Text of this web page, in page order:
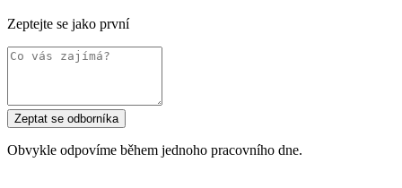
Zeptejte se jako první
Zeptat se odborníka
Obvykle odpovíme během jednoho pracovního dne.